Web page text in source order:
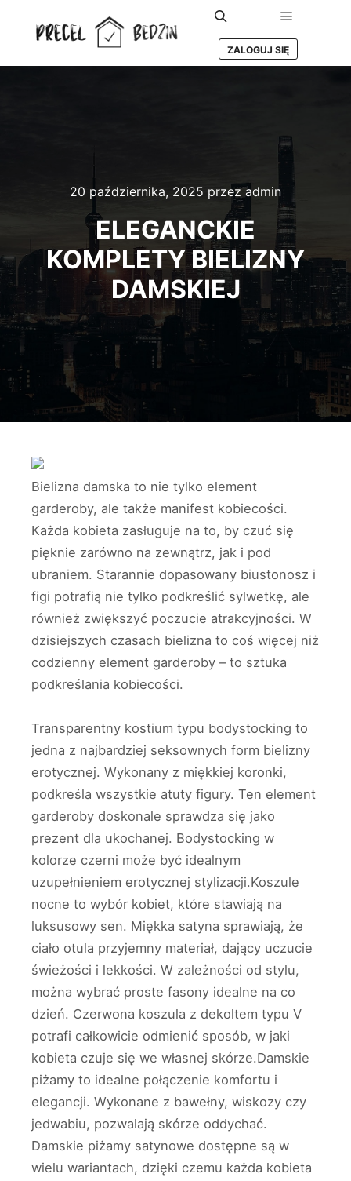
Szukaj Główne
ZALOGUJ SIĘ
20 października, 2025 przezadmin
ELEGANCKIE
KOMPLETY BIELIZNY
DAMSKIEJ
Bielizna damska to nie tylko element
garderoby, ale także manifest kobiecości.
Każda kobieta zasługuje na to, by czuć się
pięknie zarówno na zewnątrz, jak i pod
ubraniem. Starannie dopasowany biustonosz i
figi potrafią nie tylko podkreślić sylwetkę, ale
również zwiększyć poczucie atrakcyjności. W
dzisiejszych czasach bielizna to coś więcej niż
codzienny element garderoby – to sztuka
podkreślania kobiecości.
Transparentny kostium typu bodystocking to
jedna z najbardziej seksownych form bielizny
erotycznej. Wykonany z miękkiej koronki,
podkreśla wszystkie atuty figury. Ten element
garderoby doskonale sprawdza się jako
prezent dla ukochanej. Bodystocking w
kolorze czerni może być idealnym
uzupełnieniem erotycznej stylizacji.Koszule
nocne to wybór kobiet, które stawiają na
luksusowy sen. Miękka satyna sprawiają, że
ciało otula przyjemny materiał, dający uczucie
świeżości i lekkości. W zależności od stylu,
można wybrać proste fasony idealne na co
dzień. Czerwona koszula z dekoltem typu V
potrafi całkowicie odmienić sposób, w jaki
kobieta czuje się we własnej skórze.Damskie
piżamy to idealne połączenie komfortu i
elegancji. Wykonane z bawełny, wiskozy czy
jedwabiu, pozwalają skórze oddychać.
Damskie piżamy satynowe dostępne są w
wielu wariantach, dzięki czemu każda kobieta